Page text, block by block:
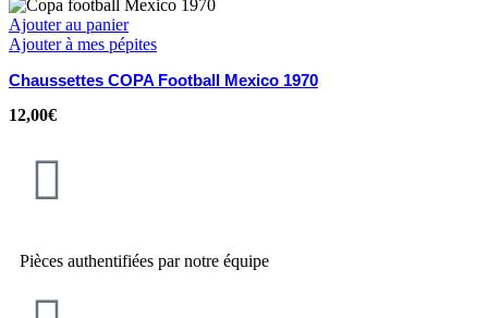
Ajouter au panier
Ajouter à mes pépites
Chaussettes COPA Football Mexico 1970
12,00€
Pièces authentifiées par notre équipe